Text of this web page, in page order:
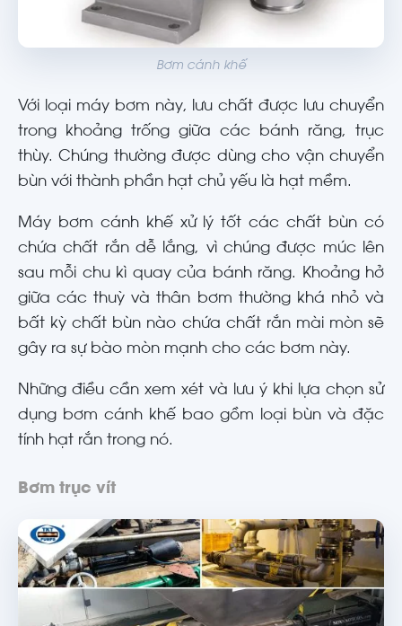
Bơm cánh khế
Với loại máy bơm này, lưu chất được lưu chuyển
trong khoảng trống giữa các bánh răng, trục
thùy. Chúng thường được dùng cho vận chuyển
bùn với thành phần hạt chủ yếu là hạt mềm.
Máy bơm cánh khế xử lý tốt các chất bùn có
chứa chất rắn dễ lắng, vì chúng được múc lên
sau mỗi chu kì quay của bánh răng. Khoảng hở
giữa các thuỳ và thân bơm thường khá nhỏ và
bất kỳ chất bùn nào chứa chất rắn mài mòn sẽ
gây ra sự bào mòn mạnh cho các bơm này.
Những điều cần xem xét và lưu ý khi lựa chọn sử
dụng bơm cánh khế bao gồm loại bùn và đặc
tính hạt rắn trong nó.
Bơm trục vít